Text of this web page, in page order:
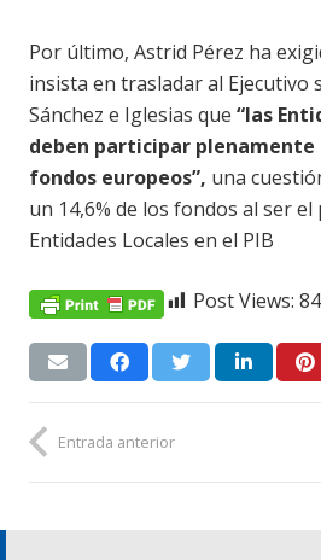
Por último, Astrid Pérez ha
insista en trasladar al Ejecutivo
Sánchez e Iglesias que “las
deben participar plenamente
fondos europeos”, una
un 14,6% de los fondos al ser el
Entidades Locales en el PIB
Post Views:
Entrada anterior